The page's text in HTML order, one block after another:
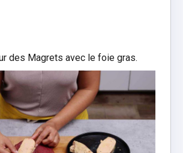
des Magrets avec le foie gras.